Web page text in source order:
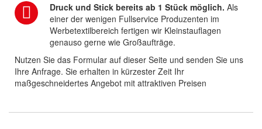
Druck und Stick bereits ab 1 Stück möglich. Als
einer der wenigen Fullservice Produzenten im
Werbetextilbereich fertigen wir Kleinstauflagen
genauso gerne wie Großaufträge.
Nutzen Sie das Formular auf dieser Seite und senden Sie uns
Ihre Anfrage. Sie erhalten in kürzester Zeit Ihr
maßgeschneidertes Angebot mit attraktiven Preisen